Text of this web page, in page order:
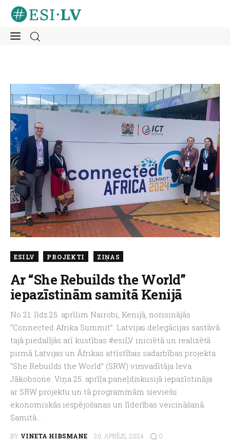
Iesaisties
Ziņas
Mentorings
Aktivitātes
Par mums
Kontakti
About us
ESILV PROJEKTI ZIŅAS
Ar “She Rebuilds the World”
iepazīstinām samitā Kenijā
No 21. līdz 25. aprīlim Nairobi, Kenijā, norisinājās
“Connected Afrika Summit”. Latvijas delegācijas sastāvā
tajā piedalījās arī kustības #esiLV iniciētā un realizētā
pirmā Latvijas un Āfrikas attīstības sadarbības projekta
“She Rebuilds the World” (SRW) virsvadītāja Ieva
Jākobsone. Viņa 25. aprīļa paneļdiskusijā iepazīstināja
ar SRW projektu un tā programmām sieviešu
ekonomiskās iespējošanas un līderības veicināšanā.
Samitā…
BY VINETA HIBSMANE 26. APRĪLIS, 2024 0